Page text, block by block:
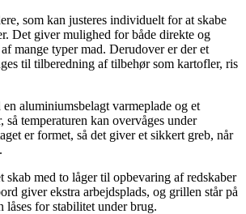
som kan justeres individuelt for at skabe
Det giver mulighed for både direkte og
mange typer mad. Derudover er der et
til tilberedning af tilbehør som kartofler, ris
aluminiumsbelagt varmeplade og et
så temperaturen kan overvåges under
er formet, så det giver et sikkert greb, når
skab med to låger til opbevaring af redskaber
giver ekstra arbejdsplads, og grillen står på
for stabilitet under brug.